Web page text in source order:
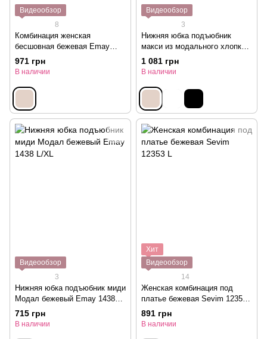
Видеообзор
8
Комбинация женская
бесшовная бежевая Emay
5050 S/M
971 грн
В наличии
Видеообзор
3
Нижняя юбка подъюбник
макси из модального хлопка
бежевый Emay 1439 L/XL
1 081 грн
В наличии
Видеообзор
3
Нижняя юбка подъюбник миди
Модал бежевый Emay 1438
L/XL
715 грн
В наличии
Хит
Видеообзор
14
Женская комбинация под
платье бежевая Sevim 12353
L
891 грн
В наличии